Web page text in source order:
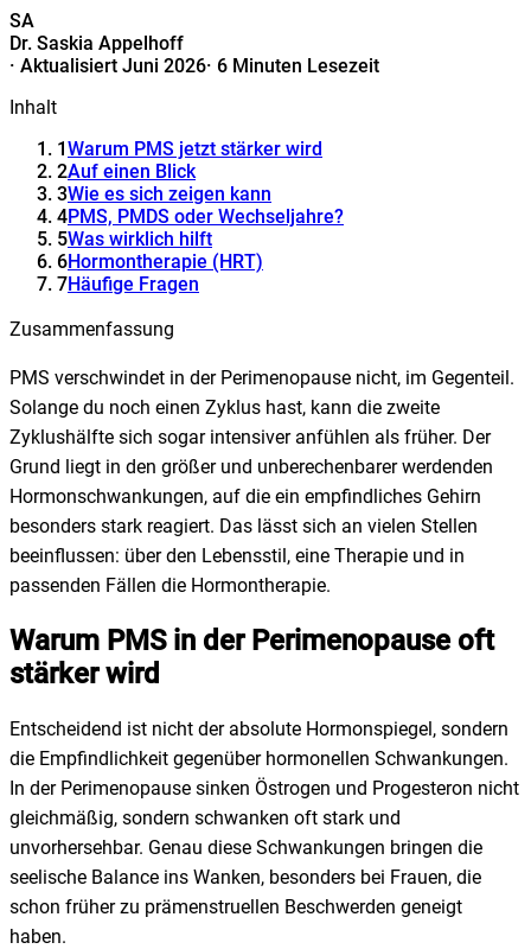
SA
Dr. Saskia Appelhoff
· Aktualisiert Juni 2026· 6 Minuten Lesezeit
Inhalt
1Warum PMS jetzt stärker wird
2Auf einen Blick
3Wie es sich zeigen kann
4PMS, PMDS oder Wechseljahre?
5Was wirklich hilft
6Hormontherapie (HRT)
7Häufige Fragen
Zusammenfassung
PMS verschwindet in der Perimenopause nicht, im Gegenteil.
Solange du noch einen Zyklus hast, kann die zweite
Zyklushälfte sich sogar intensiver anfühlen als früher. Der
Grund liegt in den größer und unberechenbarer werdenden
Hormonschwankungen, auf die ein empfindliches Gehirn
besonders stark reagiert. Das lässt sich an vielen Stellen
beeinflussen: über den Lebensstil, eine Therapie und in
passenden Fällen die Hormontherapie.
Warum PMS in der Perimenopause oft
stärker wird
Entscheidend ist nicht der absolute Hormonspiegel, sondern
die Empfindlichkeit gegenüber hormonellen Schwankungen.
In der Perimenopause sinken Östrogen und Progesteron nicht
gleichmäßig, sondern schwanken oft stark und
unvorhersehbar. Genau diese Schwankungen bringen die
seelische Balance ins Wanken, besonders bei Frauen, die
schon früher zu prämenstruellen Beschwerden geneigt
haben.